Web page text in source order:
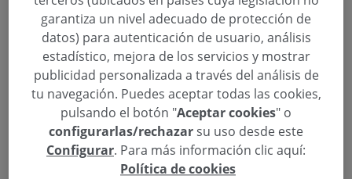
las Aulas de Salud con una conferencia sobre
cardiología en Eibar
garantiza un nivel adecuado de protección de
datos) para autenticación de usuario, análisis
estadístico, mejora de los servicios y mostrar
publicidad personalizada a través del análisis de
tu navegación. Puedes aceptar todas las cookies,
pulsando el botón "Aceptar cookies" o
configurarlas/rechazarsu uso desde este
Configurar. Para más información clic aquí:
Política de cookies